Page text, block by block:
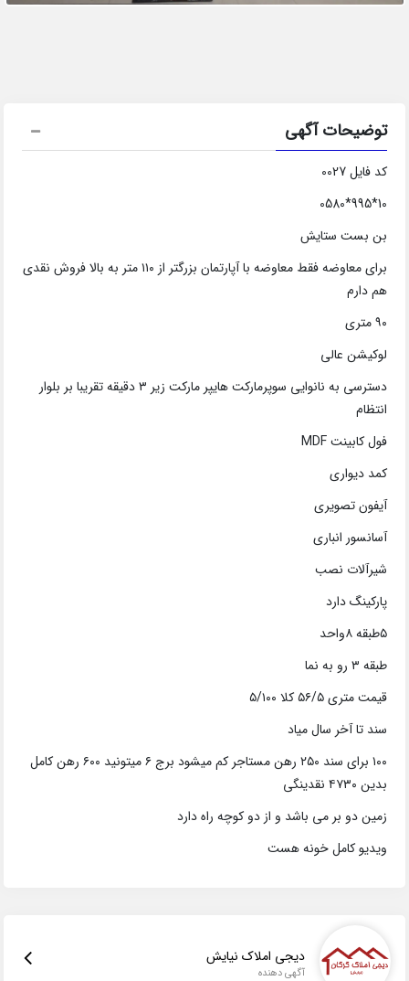
توضیحات آگهی
کد فایل 0027
10*995*0580
بن بست ستایش
برای معاوضه فقط معاوضه با آپارتمان بزرگتر از ۱۱۰ متر به بالا فروش نقدی
هم دارم
۹۰ متری
لوکیشن عالی
دسترسی به نانوایی سوپرمارکت هایپر مارکت زیر ۳ دقیقه تقریبا بر بلوار
انتظام
فول کابینت MDF
کمد دیواری
آیفون تصویری
آسانسور انباری
شیرآلات نصب
پارکینگ دارد
۵طبقه ۸واحد
طبقه ۳ رو به نما
قیمت متری ۵۶/۵ کلا ۵/۱۰۰
سند تا آخر سال میاد
۱۰۰ برای سند ۲۵۰ رهن مستاجر کم میشود برج ۶ میتونید ۶۰۰ رهن کامل
بدین ۴۷۳۰ نقدینگی
زمین دو بر می باشد و از دو کوچه راه دارد
ویدیو کامل خونه هست
دیجی املاک نیایش
آگهی دهنده